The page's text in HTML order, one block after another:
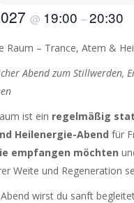
@ 19:00 –20:30
Raum – Trance, Atem &
Abend zum Stillwerden,
ist ein regelmäßig
Heilenergie-Abend für
empfangen möchten
Weite und Regeneration
wirst du sanft